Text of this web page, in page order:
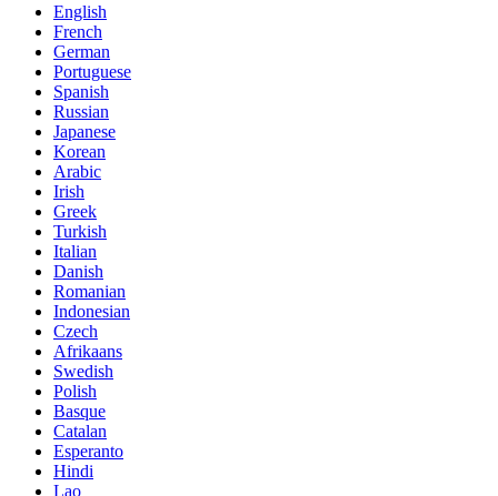
English
French
German
Portuguese
Spanish
Russian
Japanese
Korean
Arabic
Irish
Greek
Turkish
Italian
Danish
Romanian
Indonesian
Czech
Afrikaans
Swedish
Polish
Basque
Catalan
Esperanto
Hindi
Lao